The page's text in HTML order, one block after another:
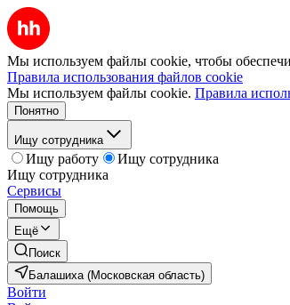
Мы используем файлы cookie, чтобы
Правила использования файлов cookie
Мы используем файлы cookie. Правила
Понятно
Ищу сотрудника
Ищу работу
Ищу сотрудника
Ищу сотрудника
Сервисы
Помощь
Ещё
Поиск
Балашиха (Московская область)
Войти